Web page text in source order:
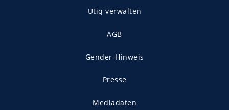
Utiq verwalten
AGB
Gender-Hinweis
Presse
Mediadaten